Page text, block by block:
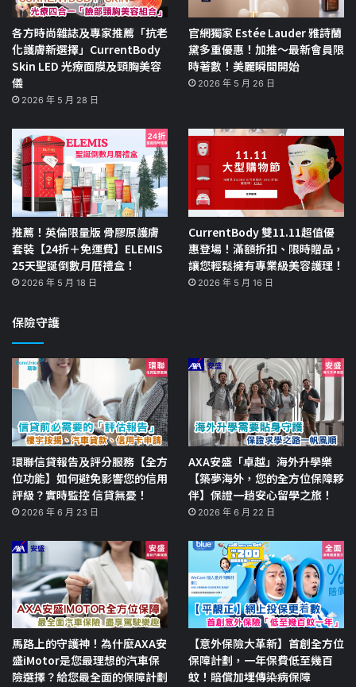
各方時尚雜誌及專家推薦「抗老
化護膚新選擇」CurrentBody
Skin LED 光療面膜及頸胸美容
儀
2026 年 5 月 28 日
官網獨家 Estée Lauder 雅詩蘭
黛多重優惠！加推～最新會員限
時著數！美麗瞬間開始
2026 年 5 月 26 日
推薦！英倫限量版 骨膠原護膚
套裝【24折＋免運費】ELEMIS
25天聖誕倒數月曆禮盒！
2026 年 5 月 18 日
CurrentBody 雙11.11超值優
惠登場！滿額折扣、限時贈品，
讓您輕鬆擁有專業級美容護理！
2026 年 5 月 16 日
保險守護
環聯信貸報告及評分服務【全方
位功能】如何避免影響您的信用
評級？實時監控 信貸無憂！
2026 年 6 月 23 日
AXA安盛「卓越」海外升學樂
【築夢海外，您的全方位保障夥
伴】保證一趟安心留學之旅！
2026 年 6 月 22 日
馬路上的守護神！為什麼AXA安
盛iMotor是您最理想的汽車保
險選擇？給您最全面的保障計劃
【意外保險大革新】首創全方位
保障計劃，一年保費低至幾百
蚊！賠償加埋傳染病保障